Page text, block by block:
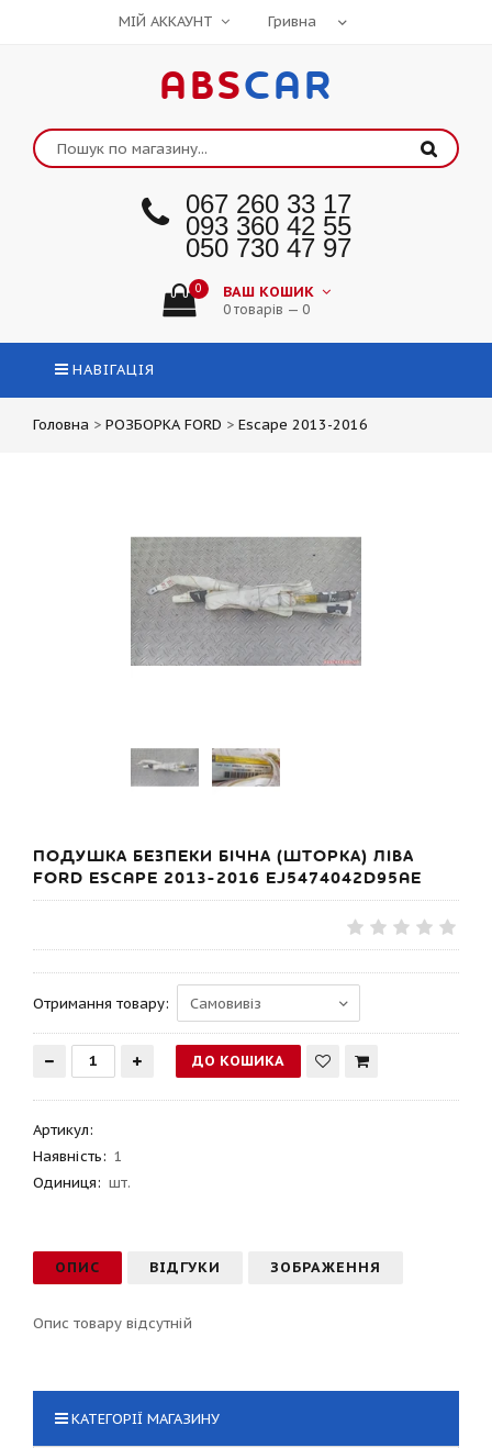
МІЙ АККАУНТ
ABSCAR
067 260 33 17
093 360 42 55
050 730 47 97
0 ВАШ КОШИК
0 товарів — 0
НАВІГАЦІЯ
Головна > РОЗБОРКА FORD > Escape 2013-2016
ПОДУШКА БЕЗПЕКИ БІЧНА (ШТОРКА) ЛІВА
FORD ESCAPE 2013-2016 EJ5474042D95AE
Отримання товару:
Артикул:
Наявність: 1
Одиниця: шт.
ОПИС ВІДГУКИ ЗОБРАЖЕННЯ
Опис товару відсутній
КАТЕГОРІЇ МАГАЗИНУ